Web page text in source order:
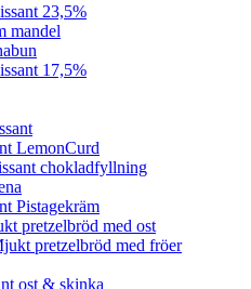
23,5%
mandel
17,5%
LemonCurd
chokladfyllning
Pistagekräm
pretzelbröd med ost
pretzelbröd med fröer
ost & skinka